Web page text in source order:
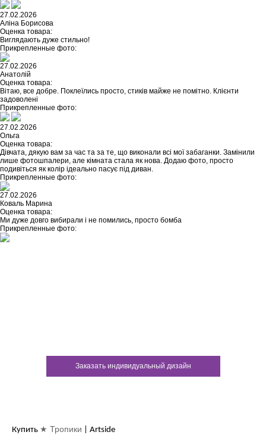
27.02.2026
Аліна Борисова
Оценка товара:
Виглядають дуже стильно!
Прикрепленные фото:
27.02.2026
Анатолій
Оценка товара:
Вітаю, все добре. Поклеїлись просто, стиків майже не помітно. Клієнти
задоволені
Прикрепленные фото:
27.02.2026
Ольга
Оценка товара:
Дівчата, дякую вам за час та за те, що виконали всі мої забаганки. Замінили
лише фотошпалери, але кімната стала як нова. Додаю фото, просто
подивіться як колір ідеально пасує під диван.
Прикрепленные фото:
27.02.2026
Коваль Марина
Оценка товара:
Ми дуже довго вибирали і не помились, просто бомба
Прикрепленные фото:
Заказать индивидуальный дизайн
Купить ★ Тропики | Artside